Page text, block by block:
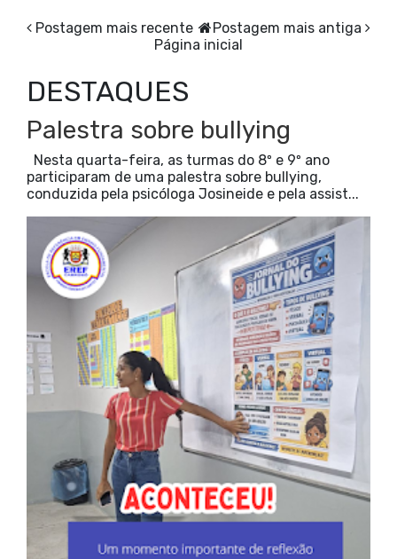
Postagem mais recente
Postagem mais antiga
Página inicial
DESTAQUES
Palestra sobre bullying
Nesta quarta-feira, as turmas do 8º e 9º ano
participaram de uma palestra sobre bullying,
conduzida pela psicóloga Josineide e pela assist...